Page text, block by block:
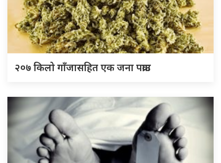
२०७ किलो गाँजासहित एक जना पक्राउ